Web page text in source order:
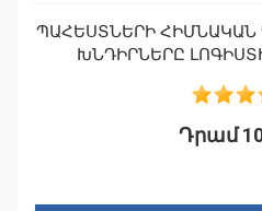
ՊԱՀԵՍՏՆԵՐԻ ՀԻՄՆԱԿԱՆ
ՆԴԻՐՆԵՐԸ
Դրամ